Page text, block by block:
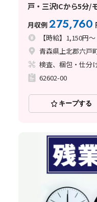
戸・三沢ICから5分/
ができない方も相談OK
月収例275,760
【時給】1,150円～
青森県上北郡六戸
検査、梱包・仕分
62602-00
キープする